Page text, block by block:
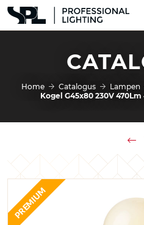
Home Catalogus Lampen
Kogel G45x80 230V
PREMIUM